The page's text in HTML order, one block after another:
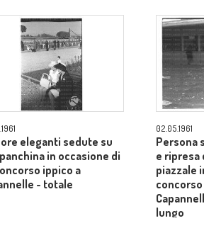
eleganti sedute su
in occasione di
ippico a
- totale
02.05.1961
Persona
e ripresa
piazzale
concorso
lungo